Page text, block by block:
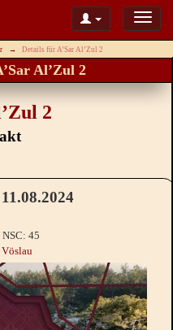
Details für A’Sar Al’Zul 2
Al’Zul 2
2
45